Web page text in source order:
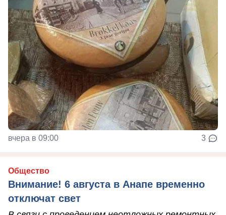
вчера в 09:00 3
Общество
Внимание! 6 августа в Анапе временно
отключат свет